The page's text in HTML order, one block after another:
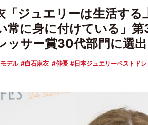
「ジュエリーは生活す
常に身に付けている」
ッサー賞30代部門に選出
モデル 白石麻衣 俳優 日本ジュエリーベストド